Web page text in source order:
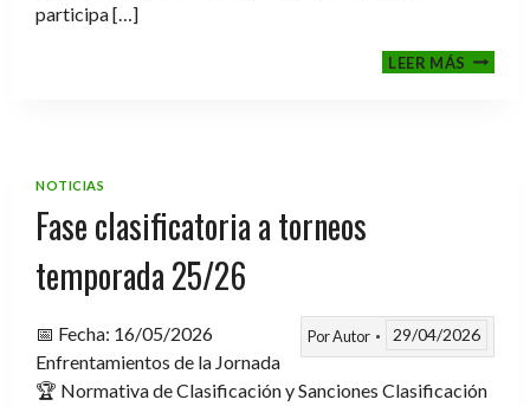
participa […]
LEER MÁSCENA-
NOTICIAS
Fase clasificatoria a torneos
temporada 25/26
PorAutor 29/04/2026
📅 Fecha: 16/05/2026
Enfrentamientos de la Jornada
🏆 Normativa de Clasificación y Sanciones Clasificación